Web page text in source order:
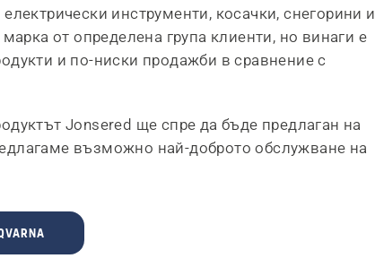
инструменти, косачки, снегорини и
от определена група клиенти, но винаги е
и по-ниски продажби в сравнение с
Jonsered ще спре да бъде предлаган на
възможно най-доброто обслужване на